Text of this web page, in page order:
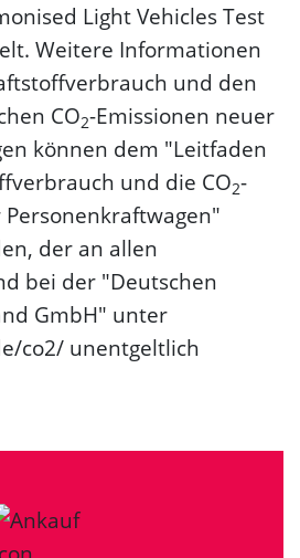
Light Vehicles Test
Weitere Informationen
und den
CO2-Emissionen neuer
können dem "Leitfaden
und die CO2-
der an allen
bei der "Deutschen
GmbH" unter
co2/ unentgeltlich